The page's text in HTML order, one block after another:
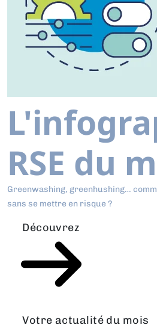
RSE du
Greenwashing, greenhushing…
sans se mettre en risque ?
Découvrez
Votre actualité du mois